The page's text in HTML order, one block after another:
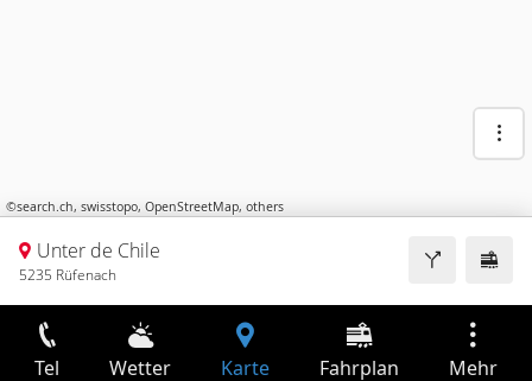
©search.ch, swisstopo, OpenStreetMap, others
Unter de Chile
5235 Rüfenach
Tel Wetter Karte Fahrplan Mehr